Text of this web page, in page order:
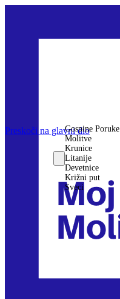
Preskoči na glavni dioGospine Poruke
Molitve
Krunice
Litanije
Devetnice
Križni put
Sveci